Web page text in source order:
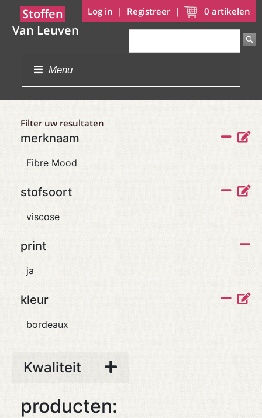
Log in | Registreer | 0 artikelen
Stoffen
Van Leuven
Menu
Filter uw resultaten
merknaam
Fibre Mood
stofsoort
viscose
print
ja
kleur
bordeaux
Kwaliteit
producten: